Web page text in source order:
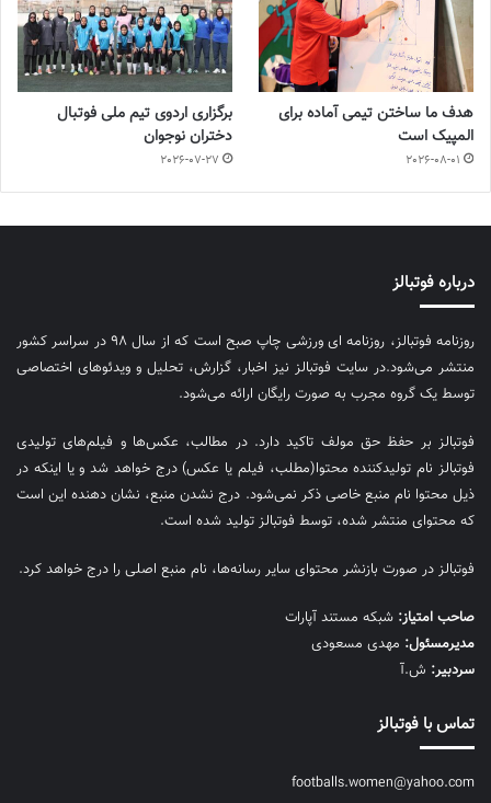
هدف ما ساختن تیمی آماده برای
المپیک است
2026-08-01
برگزاری اردوی تیم ملی فوتبال
دختران نوجوان
2026-07-27
درباره فوتبالز
روزنامه فوتبالز، روزنامه ای ورزشی چاپ صبح است که از سال ۹۸ در سراسر کشور
منتشر می‌شود.در سایت فوتبالز نیز اخبار، گزارش، تحلیل و ویدئوهای اختصاصی
توسط یک گروه مجرب به صورت رایگان ارائه می‌شود.
فوتبالز بر حفظ حق مولف تاکید دارد. در مطالب، عکس‌ها و فیلم‌های تولیدی
فوتبالز نام تولیدکننده محتوا(مطلب، فیلم یا عکس) درج خواهد شد و یا اینکه در
ذیل محتوا نام منبع خاصی ذکر نمی‌‎شود. درج نشدن منبع، نشان دهنده این است
که محتوای منتشر شده، توسط فوتبالز تولید شده است.
فوتبالز در صورت بازنشر محتوای سایر رسانه‌ها، نام منبع اصلی را درج خواهد کرد.
صاحب امتیاز: شبکه مستند آپارات
مديرمسئول: مهدی مسعودی
سردبیر: ش.آ
تماس با فوتبالز
footballs.women@yahoo.com